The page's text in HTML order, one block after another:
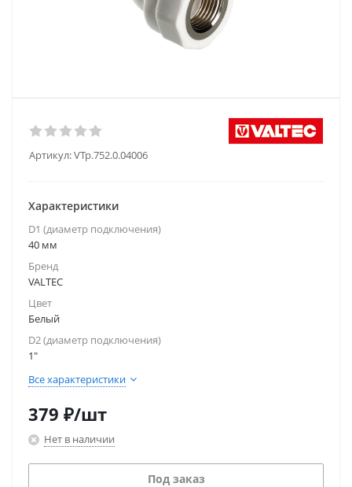
Артикул:VTp.752.0.04006
Характеристики
D1 (диаметр подключения)
40 мм
Бренд
VALTEC
Цвет
Белый
D2 (диаметр подключения)
1"
Все характеристики
379 ₽/шт
Нет в наличии
Под заказ